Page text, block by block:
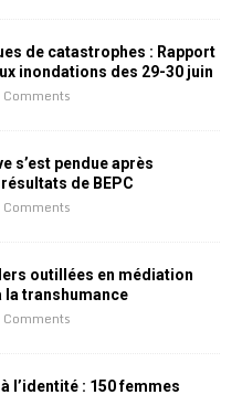
de catastrophes : Rapport
inondations des 29-30 juin
Comments
s’est pendue après
de BEPC
Comments
outillées en médiation
la transhumance
Comments
l’identité : 150 femmes